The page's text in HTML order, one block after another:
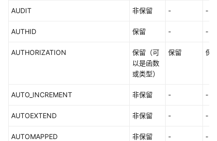
符
式
伪
AUDIT 非保留 - -
AUTHID 保留 - -
AUTHORIZATION
保留（可
以是函数
或类型）
保留 保
AUTO_INCREMENT 非保留 - -
AUTOEXTEND 非保留 - -
AUTOMAPPED 非保留 - -